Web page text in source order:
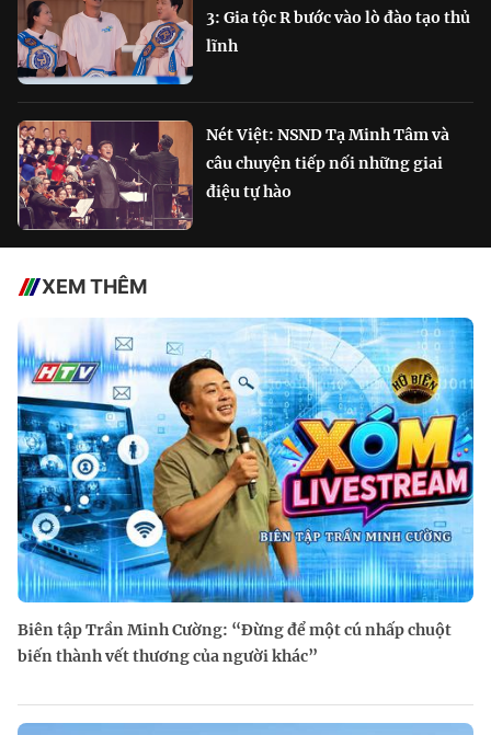
3: Gia tộc R bước vào lò đào tạo thủ
lĩnh
Nét Việt: NSND Tạ Minh Tâm và
câu chuyện tiếp nối những giai
điệu tự hào
XEM THÊM
Biên tập Trần Minh Cường: “Đừng để một cú nhấp chuột
biến thành vết thương của người khác”